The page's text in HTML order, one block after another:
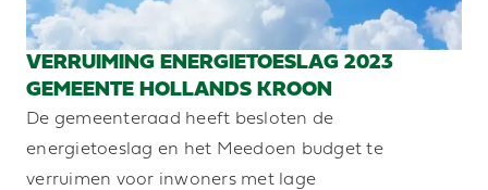
VERRUIMING ENERGIETOESLAG 2023
GEMEENTE HOLLANDS KROON
De gemeenteraad heeft besloten de
energietoeslag en het Meedoen budget te
verruimen voor inwoners met lage